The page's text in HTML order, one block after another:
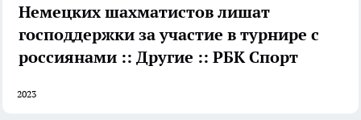
Немецких шахматистов лишат
господдержки за участие в турнире с
россиянами :: Другие :: РБК Спорт
2023